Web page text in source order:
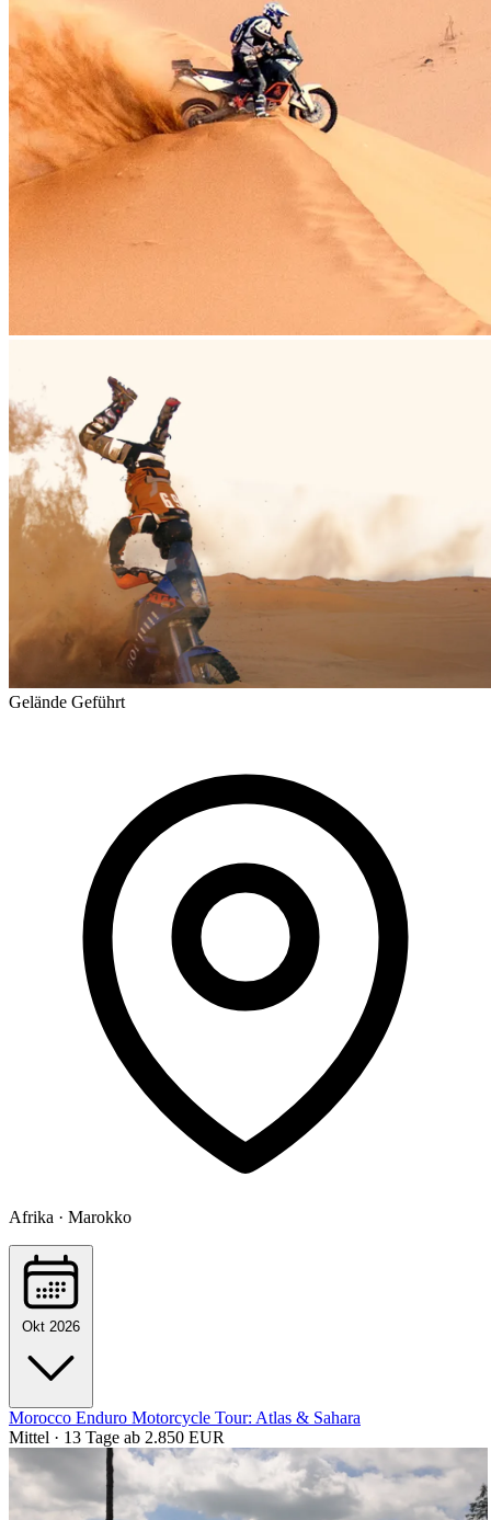
Gelände Geführt
Afrika · Marokko
Okt 2026
Morocco Enduro Motorcycle Tour: Atlas & Sahara
Mittel · 13 Tage ab 2.850 EUR